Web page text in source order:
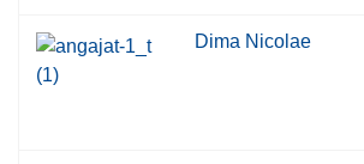
Dima Nicolae